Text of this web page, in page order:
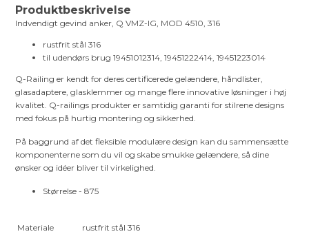
Produktbeskrivelse
Indvendigt gevind anker, Q VMZ-IG, MOD 4510, 316
rustfrit stål 316
til udendørs brug 19451012314, 19451222414, 19451223014
Q-Railing er kendt for deres certificerede gelændere, håndlister,
glasadaptere, glasklemmer og mange flere innovative løsninger i høj
kvalitet. Q-railings produkter er samtidig garanti for stilrene designs
med fokus på hurtig montering og sikkerhed.
På baggrund af det fleksible modulære design kan du sammensætte
komponenterne som du vil og skabe smukke gelændere, så dine
ønsker og idéer bliver til virkelighed.
Størrelse - 875
Materiale
rustfrit stål 316